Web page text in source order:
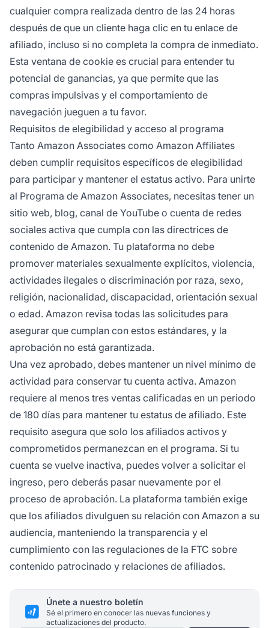
cualquier compra realizada dentro de las 24 horas
después de que un cliente haga clic en tu enlace de
afiliado, incluso si no completa la compra de inmediato.
Esta ventana de cookie es crucial para entender tu
potencial de ganancias, ya que permite que las
compras impulsivas y el comportamiento de
navegación jueguen a tu favor.
Requisitos de elegibilidad y acceso al programa
Tanto Amazon Associates como Amazon Affiliates
deben cumplir requisitos específicos de elegibilidad
para participar y mantener el estatus activo. Para unirte
al Programa de Amazon Associates, necesitas tener un
sitio web, blog, canal de YouTube o cuenta de redes
sociales activa que cumpla con las directrices de
contenido de Amazon. Tu plataforma no debe
promover materiales sexualmente explícitos, violencia,
actividades ilegales o discriminación por raza, sexo,
religión, nacionalidad, discapacidad, orientación sexual
o edad. Amazon revisa todas las solicitudes para
asegurar que cumplan con estos estándares, y la
aprobación no está garantizada.
Una vez aprobado, debes mantener un nivel mínimo de
actividad para conservar tu cuenta activa. Amazon
requiere al menos tres ventas calificadas en un periodo
de 180 días para mantener tu estatus de afiliado. Este
requisito asegura que solo los afiliados activos y
comprometidos permanezcan en el programa. Si tu
cuenta se vuelve inactiva, puedes volver a solicitar el
ingreso, pero deberás pasar nuevamente por el
proceso de aprobación. La plataforma también exige
que los afiliados divulguen su relación con Amazon a su
audiencia, manteniendo la transparencia y el
cumplimiento con las regulaciones de la FTC sobre
contenido patrocinado y relaciones de afiliados.
Únete a nuestro boletín
Sé el primero en conocer las nuevas funciones y
actualizaciones del producto.